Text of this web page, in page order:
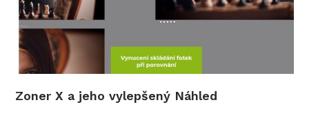
Zoner X a jeho vylepšený Náhled